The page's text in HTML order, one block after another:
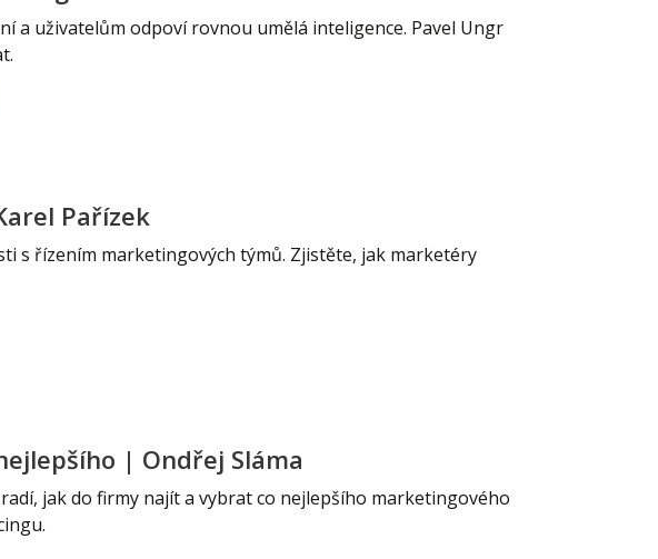
a uživatelům odpoví rovnou umělá inteligence. Pavel Ungr
Pařízek
s řízením marketingových týmů. Zjistěte, jak marketéry
| Ondřej Sláma
jak do firmy najít a vybrat co nejlepšího marketingového